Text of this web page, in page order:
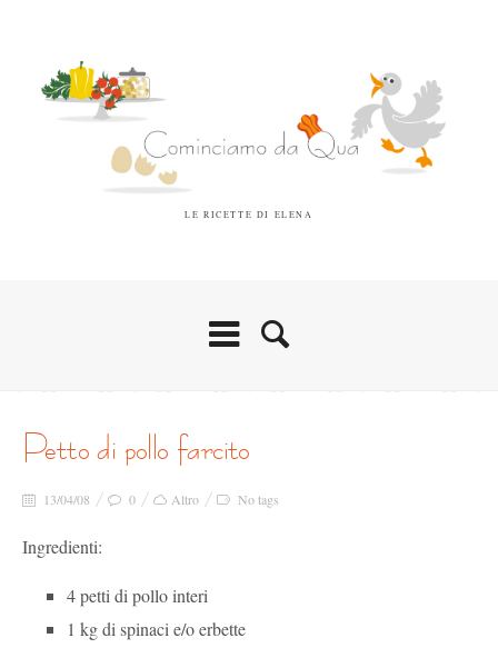
LE RICETTE DI ELENA
petto di pollo farcito
13/04/08 0 Altro No tags
Ingredienti:
4 petti di pollo interi
1 kg di spinaci e/o erbette